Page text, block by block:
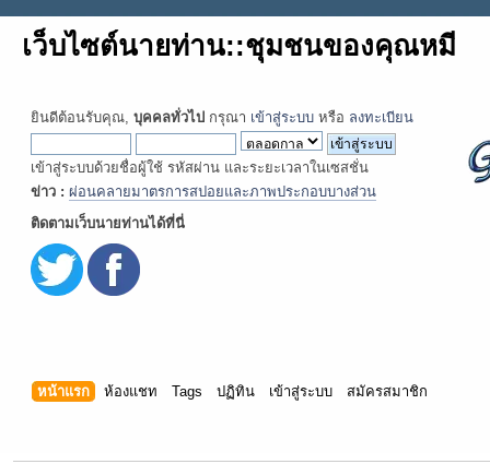
เว็บไซต์นายท่าน::ชุมชนของคุณหมี
ยินดีต้อนรับคุณ, บุคคลทั่วไป กรุณา เข้าสู่ระบบ หรือ ลงทะเบียน
เข้าสู่ระบบด้วยชื่อผู้ใช้ รหัสผ่าน และระยะเวลาในเซสชั่น
ข่าว : ผ่อนคลายมาตรการสปอยและภาพประกอบบางส่วน
ติดตามเว็บนายท่านได้ที่นี่
หน้าแรก ห้องแชท Tags ปฏิทิน เข้าสู่ระบบ สมัครสมาชิก